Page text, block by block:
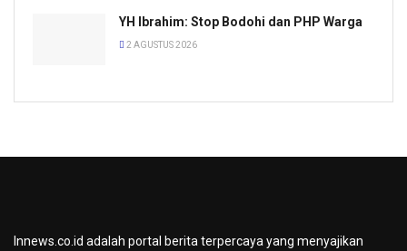
YH Ibrahim: Stop Bodohi dan PHP Warga
2 AGUSTUS 2026
Innews.co.id adalah portal berita terpercaya yang menyajikan